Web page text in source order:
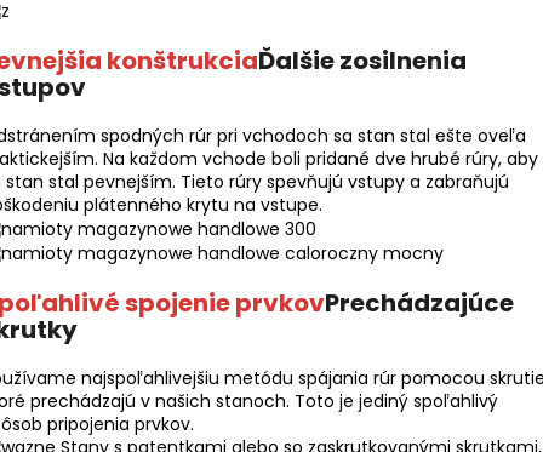
konštrukciaĎalšie zosilnenia
spodných rúr pri vchodoch sa stan stal ešte oveľa
Na každom vchode boli pridané dve hrubé rúry, aby
stan stal pevnejším. Tieto rúry spevňujú vstupy a zabraňujú
plátenného krytu na vstupe.
spojenie prvkovPrechádzajúce
najspoľahlivejšiu metódu spájania rúr pomocou
prechádzajú v našich stanoch. Toto je jediný spoľahlivý
pripojenia prvkov.
Stany s patentkami alebo so zaskrutkovanými skrutkami,